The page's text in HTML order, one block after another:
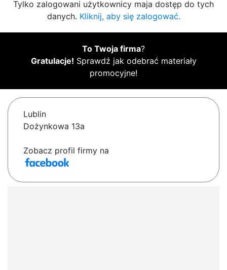
Tylko zalogowani użytkownicy maja dostęp do tych
danych. Kliknij, aby się zalogować.
To Twoja firma?
Gratulacje! Sprawdź jak odebrać materiały
promocyjne!
Lublin
Dożynkowa 13a
Zobacz profil firmy na